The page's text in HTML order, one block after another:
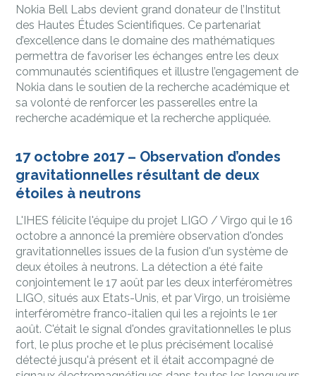
Nokia Bell Labs devient grand donateur de l’Institut
des Hautes Études Scientifiques. Ce partenariat
d’excellence dans le domaine des mathématiques
permettra de favoriser les échanges entre les deux
communautés scientifiques et illustre l’engagement de
Nokia dans le soutien de la recherche académique et
sa volonté de renforcer les passerelles entre la
recherche académique et la recherche appliquée.
17 octobre 2017 – Observation d’ondes
gravitationnelles résultant de deux
étoiles à neutrons
L'IHES félicite l'équipe du projet LIGO / Virgo qui le 16
octobre a annoncé la première observation d'ondes
gravitationnelles issues de la fusion d'un système de
deux étoiles à neutrons. La détection a été faite
conjointement le 17 août par les deux interféromètres
LIGO, situés aux Etats-Unis, et par Virgo, un troisième
interféromètre franco-italien qui les a rejoints le 1er
août. C'était le signal d'ondes gravitationnelles le plus
fort, le plus proche et le plus précisément localisé
détecté jusqu'à présent et il était accompagné de